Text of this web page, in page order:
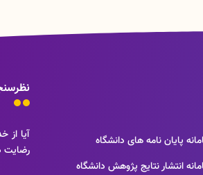
پایان نامه های دانشگاه
انتشار نتايج پژوهش دانشگاه
آیا از
رضایت